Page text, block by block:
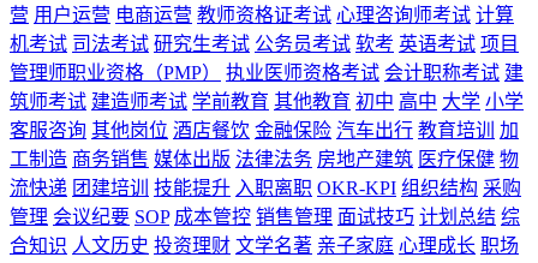
营 用户运营 电商运营 教师资格证考试 心理咨询师考试 计算
机考试 司法考试 研究生考试 公务员考试 软考 英语考试 项目
管理师职业资格（PMP）
执业医师资格考试 会计职称考试 建
筑师考试 建造师考试 学前教育 其他教育 初中 高中 大学 小学
客服咨询 其他岗位 酒店餐饮 金融保险 汽车出行 教育培训
加
工制造 商务销售 媒体出版 法律法务 房地产建筑 医疗保健 物
流快递 团建培训 技能提升 入职离职 OKR-KPI 组织结构 采购
管理 会议纪要 SOP 成本管控 销售管理 面试技巧 计划总结 综
合知识 人文历史 投资理财 文学名著 亲子家庭 心理成长 职场